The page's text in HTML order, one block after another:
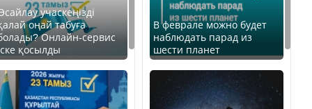
учаскеңізді
оңай табуға
Онлайн-сервис
қосылды
В феврале можно будет
наблюдать парад из
шести планет